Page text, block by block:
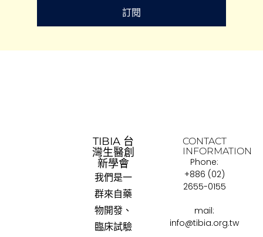
訂閱
TIBIA 台
灣生醫創
新學會
我們是一
群來自藥
物開發、
臨床試驗
CONTACT
INFORMATION
Phone:
+886 (02)
2655-0155
mail:
info@tibia.org.tw